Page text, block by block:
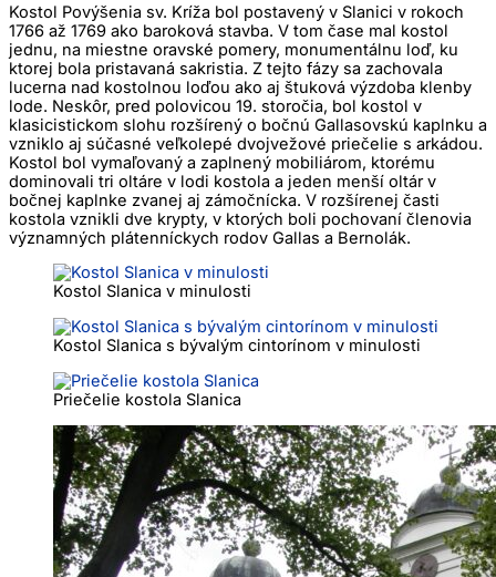
Kostol Povýšenia sv. Kríža bol postavený v Slanici v rokoch
1766 až 1769 ako baroková stavba. V tom čase mal kostol
jednu, na miestne oravské pomery, monumentálnu loď, ku
ktorej bola pristavaná sakristia. Z tejto fázy sa zachovala
lucerna nad kostolnou loďou ako aj štuková výzdoba klenby
lode. Neskôr, pred polovicou 19. storočia, bol kostol v
klasicistickom slohu rozšírený o bočnú Gallasovskú kaplnku a
vzniklo aj súčasné veľkolepé dvojvežové priečelie s arkádou.
Kostol bol vymaľovaný a zaplnený mobiliárom, ktorému
dominovali tri oltáre v lodi kostola a jeden menší oltár v
bočnej kaplnke zvanej aj zámočnícka. V rozšírenej časti
kostola vznikli dve krypty, v ktorých boli pochovaní členovia
významných plátenníckych rodov Gallas a Bernolák.
Kostol Slanica v minulosti
Kostol Slanica s bývalým cintorínom v minulosti
Priečelie kostola Slanica